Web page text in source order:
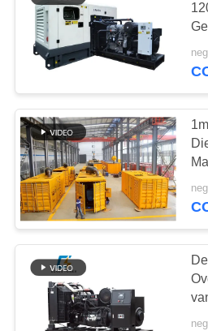
Yanmar
Reefer
Generator
De